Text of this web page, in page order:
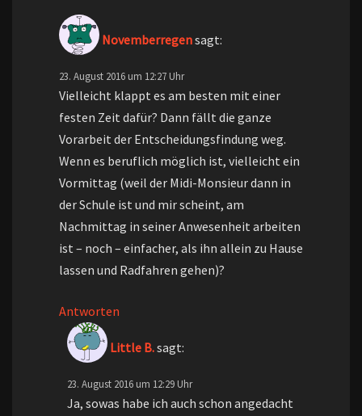
Novemberregensagt:
23. August 2016 um 12:27 Uhr
Vielleicht klappt es am besten mit einer
festen Zeit dafür? Dann fällt die ganze
Vorarbeit der Entscheidungsfindung weg.
Wenn es beruflich möglich ist, vielleicht ein
Vormittag (weil der Midi-Monsieur dann in
der Schule ist und mir scheint, am
Nachmittag in seiner Anwesenheit arbeiten
ist – noch – einfacher, als ihn allein zu Hause
lassen und Radfahren gehen)?
Antworten
Little B.sagt:
23. August 2016 um 12:29 Uhr
Ja, sowas habe ich auch schon angedacht